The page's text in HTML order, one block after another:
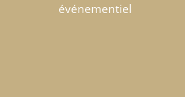
événementiel